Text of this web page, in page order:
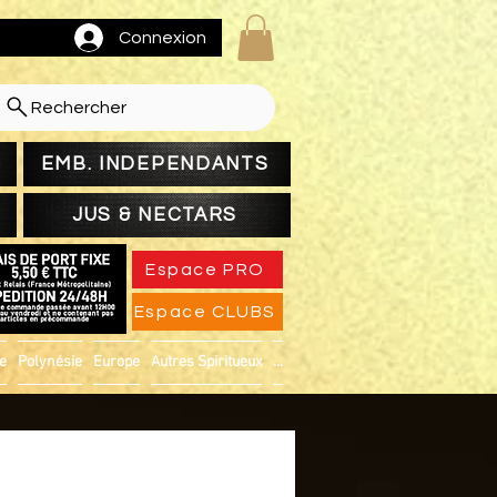
Connexion
Rechercher
EMB. INDEPENDANTS
JUS & NECTARS
Espace PRO
Espace CLUBS
Polynésie Europe Autres Spiritueux ...